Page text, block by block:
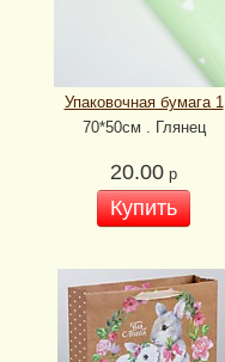
Упаковочная бумага 1
70*50см . Глянец
20.00 р
Купить